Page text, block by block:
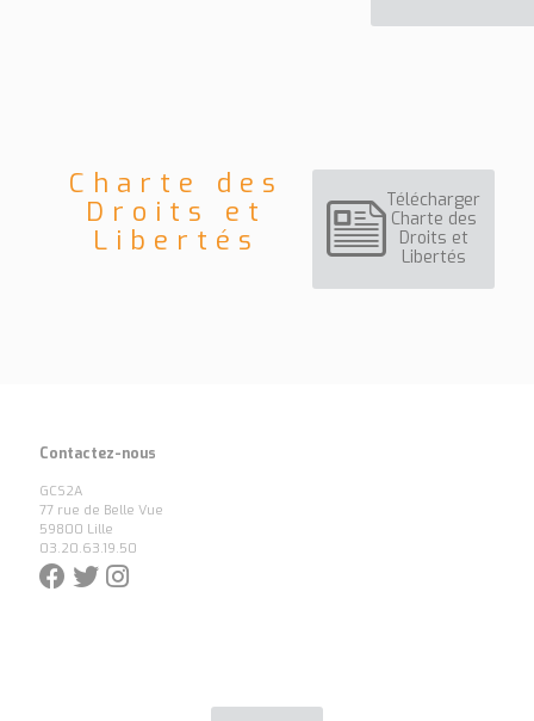
Charte des
Droits et
Libertés
Télécharger
Charte des
Droits et
Libertés
Contactez-nous
GCS2A
77 rue de Belle Vue
59800 Lille
03.20.63.19.50